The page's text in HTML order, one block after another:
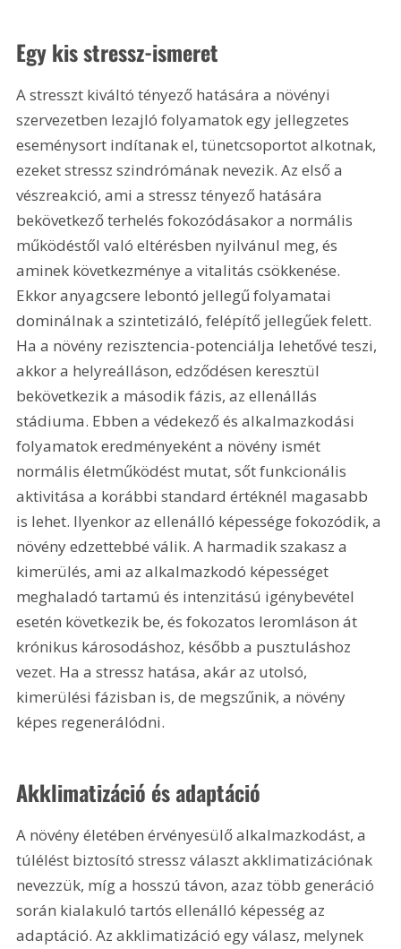
Egy kis stressz-ismeret
A stresszt kiváltó tényező hatására a növényi
szervezetben lezajló folyamatok egy jellegzetes
eseménysort indítanak el, tünetcsoportot alkotnak,
ezeket stressz szindrómának nevezik. Az első a
vészreakció, ami a stressz tényező hatására
bekövetkező terhelés fokozódásakor a normális
működéstől való eltérésben nyilvánul meg, és
aminek következménye a vitalitás csökkenése.
Ekkor anyagcsere lebontó jellegű folyamatai
dominálnak a szintetizáló, felépítő jellegűek felett.
Ha a növény rezisztencia-potenciálja lehetővé teszi,
akkor a helyreálláson, edződésen keresztül
bekövetkezik a második fázis, az ellenállás
stádiuma. Ebben a védekező és alkalmazkodási
folyamatok eredményeként a növény ismét
normális életműködést mutat, sőt funkcionális
aktivitása a korábbi standard értéknél magasabb
is lehet. Ilyenkor az ellenálló képessége fokozódik, a
növény edzettebbé válik. A harmadik szakasz a
kimerülés, ami az alkalmazkodó képességet
meghaladó tartamú és intenzitású igénybevétel
esetén következik be, és fokozatos leromláson át
krónikus károsodáshoz, később a pusztuláshoz
vezet. Ha a stressz hatása, akár az utolsó,
kimerülési fázisban is, de megszűnik, a növény
képes regenerálódni.
Akklimatizáció és adaptáció
A növény életében érvényesülő alkalmazkodást, a
túlélést biztosító stressz választ akklimatizációnak
nevezzük, míg a hosszú távon, azaz több generáció
során kialakuló tartós ellenálló képesség az
adaptáció. Az akklimatizáció egy válasz, melynek